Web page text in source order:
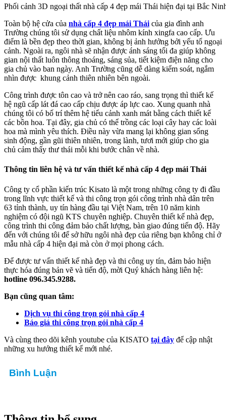
Phối cảnh 3D ngoại thất nhà cấp 4 đẹp mái Thái hiện đại tại Bắc
Toàn bộ hệ cửa của nhà cấp 4 đẹp mái Thái của gia đình anh
Trường chúng tôi sử dụng chất liệu nhôm kính xingfa cao cấp. Ưu
điểm là bền đẹp theo thời gian, không bị ảnh hưởng bởi yếu tố ngoại
cảnh. Ngoài ra, ngôi nhà sẽ nhận được ánh sáng tối đa giúp không
gian nội thất luôn thông thoáng, sáng sủa, tiết kiệm điện năng cho
gia chủ vào ban ngày. Anh Trường cũng dễ dàng kiểm soát, ngắm
nhìn được khung cảnh thiên nhiên bên ngoài.
Công trình được tôn cao và trở nên cao ráo, sang trọng thì thiết kế
hệ ngũ cấp lát đá cao cấp chịu được áp lực cao. Xung quanh nhà
chúng tôi có bố trí thêm hệ tiểu cảnh xanh mát bằng cách thiết kế
các bồn hoa. Tại đây, gia chủ có thể trồng các loại cây hay các loài
hoa mà mình yêu thích. Điều này vừa mang lại không gian sống
sinh động, gần gũi thiên nhiên, trong lành, tươi mới giúp cho gia
chủ cảm thấy thư thái mỗi khi bước chân về nhà.
Thông tin liên hệ và tư vấn thiết kế nhà cấp 4 đẹp mái Thái
Công ty cổ phần kiến trúc Kisato là một trong những công ty đi đầu
trong lĩnh vực thiết kế và thi công trọn gói công trình nhà dân trên
63 tỉnh thành, uy tín hàng đầu tại Việt Nam, trên 10 năm kinh
nghiệm có đội ngũ KTS chuyên nghiệp. Chuyên thiết kế nhà đẹp,
công trình thi công đảm bảo chất lượng, bàn giao đúng tiến độ. Hãy
đến với chúng tôi để sở hữu ngôi nhà đẹp của riêng bạn không chỉ ở
mẫu nhà cấp 4 hiện đại mà còn ở mọi phong cách.
Để được tư vấn thiết kế nhà đẹp và thi công uy tín, đảm bảo hiện
thực hóa đúng bản vẽ và tiến độ, mời Quý khách hàng liên hệ:
hotline 096.345.9288.
Bạn cũng quan tâm:
Dịch vụ thi công trọn gói nhà cấp 4
Báo giá thi công trọn gói nhà cấp 4
Và cùng theo dõi kênh youtube của KISATO tại đây để cập nhật
những xu hướng thiết kế mới nhé.
Bình Luận